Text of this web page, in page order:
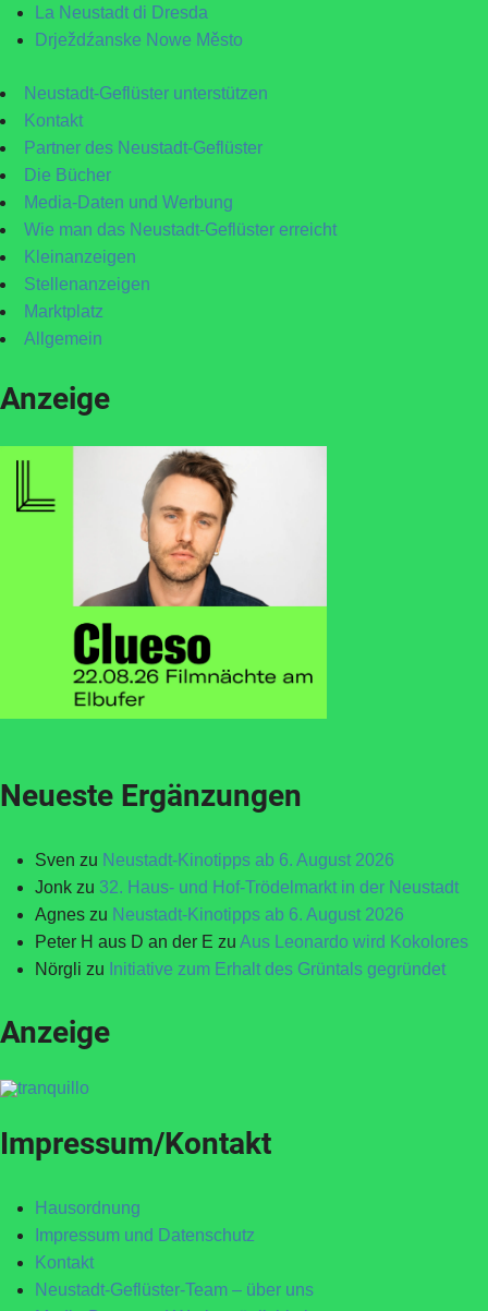
La Neustadt di Dresda
Drježdźanske Nowe Město
Neustadt-Geflüster unterstützen
Kontakt
Partner des Neustadt-Geflüster
Die Bücher
Media-Daten und Werbung
Wie man das Neustadt-Geflüster erreicht
Kleinanzeigen
Stellenanzeigen
Marktplatz
Allgemein
Anzeige
Neueste Ergänzungen
Sven zu Neustadt-Kinotipps ab 6. August 2026
Jonk zu 32. Haus- und Hof-Trödelmarkt in der Neustadt
Agnes zu Neustadt-Kinotipps ab 6. August 2026
Peter H aus D an der E zu Aus Leonardo wird Kokolores
Nörgli zu Initiative zum Erhalt des Grüntals gegründet
Anzeige
Impressum/Kontakt
Hausordnung
Impressum und Datenschutz
Kontakt
Neustadt-Geflüster-Team – über uns